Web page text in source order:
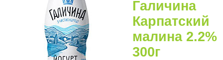
Галичина
Карпатский
малина 2.2%
300г